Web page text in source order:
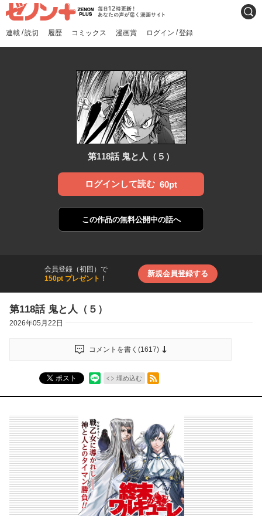
ゼノンプラス
毎日12時更新！あなたの声
が届く漫画サイト
連載 /読切 履歴 コミックス 漫画賞 ログイン /登録
検索
第118話 鬼と人（５）
ログインして読む 60pt
この作品の無料公開中の話へ
会員登録（初回）で
150pt プレゼント！
新規会員登録する
第118話 鬼と人（５）
2026年05月22日
コメントを書く(1617)
ポスト 埋め込む
RSSフィード